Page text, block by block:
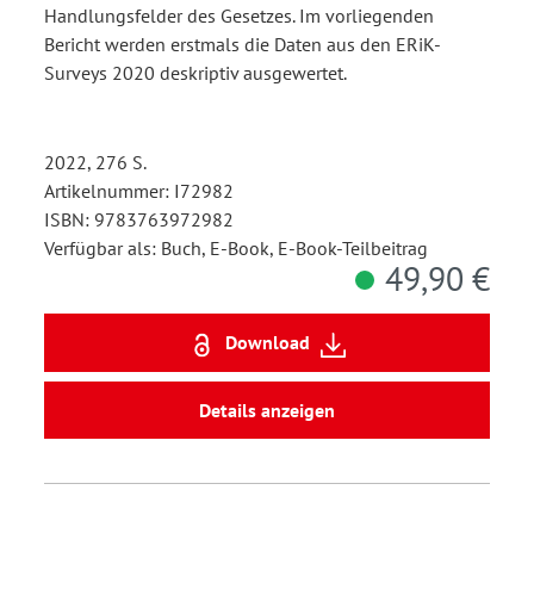
Handlungsfelder des Gesetzes. Im vorliegenden
Bericht werden erstmals die Daten aus den ERiK-
Surveys 2020 deskriptiv ausgewertet.
2022, 276 S.
Artikelnummer: I72982
ISBN: 9783763972982
Verfügbar als: Buch, E-Book, E-Book-Teilbeitrag
49,90 €
Download
Details anzeigen